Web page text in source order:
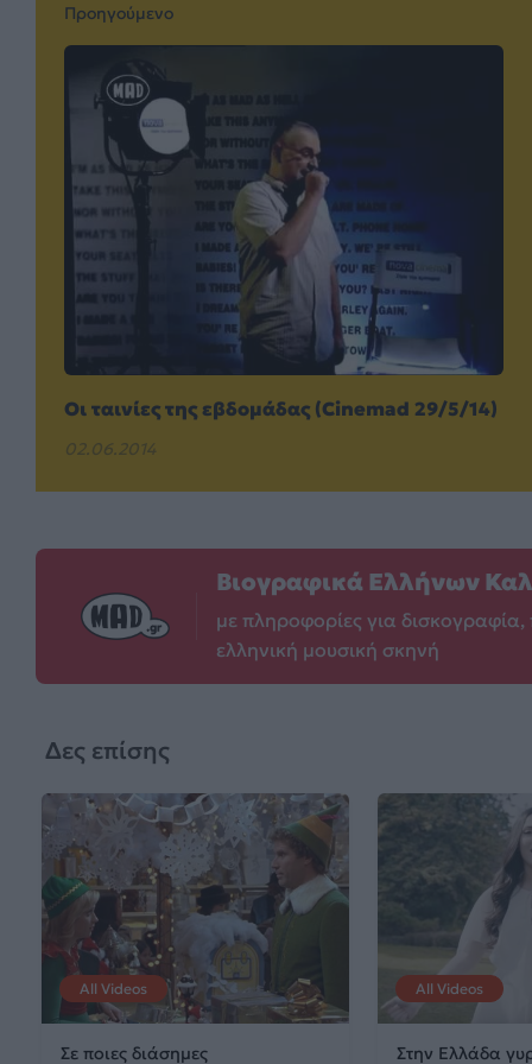
Προηγούμενο
Οι ταινίες της εβδομάδας (Cinemad 29/5/14)
02.06.2014
Βιογραφικά Ελλήνων
με πληροφορίες για δισκογραφία,
ελληνική μουσική σκηνή
Δες επίσης
All Videos
Σε ποιες διάσημες
All Videos
Στην Ελλάδα